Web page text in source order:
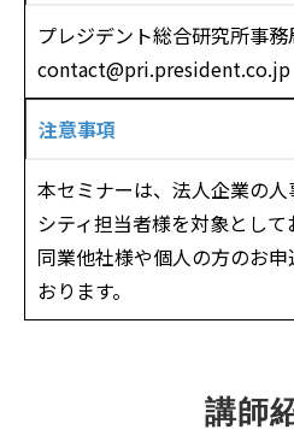
プレジデント総合研究所事務
contact@pri.president.co.jp
注意事項
本セミナーは、法人企業の
シティ担当者様を対象として
同業他社様や個人の方のお
おります。
講師